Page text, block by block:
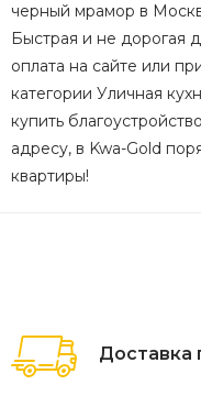
черный мрамор в
Быстрая и не дорогая
оплата на сайте или
категории Уличная
купить
адресу, в Kwa-Gold
квартиры!
Доставка